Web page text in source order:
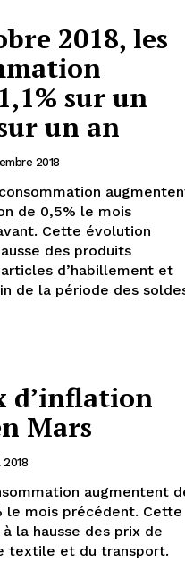
2018, les
sur un
un an
2018
de 0,5% le mois
Cette évolution
des produits
d’habillement et
de la période des
d’inflation
Mars
2018
augmentent
le mois précédent. Cette
la hausse des prix de
textile et du transport.